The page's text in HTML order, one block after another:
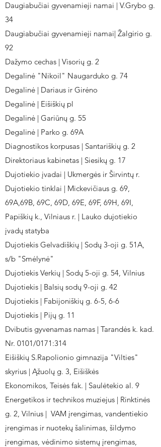
Daugiabučiai gyvenamieji namai | V.Grybo g.
34
Daugiabučiai gyvenamieji namai| Žalgirio g.
92
Dažymo cechas | Visorių g. 2
Degalinė "Nikoil" Naugarduko g. 74
Degalinė | Dariaus ir Girėno
Degalinė | Eišiškių pl
Degalinė | Gariūnų g. 55
Degalinė | Parko g. 69A
Diagnostikos korpusas | Santariškių g. 2
Direktoriaus kabinetas | Siesikų g. 17
Dujotiekio įvadai | Ukmergės ir Širvintų r.
Dujotiekio tinklai | Mickevičiaus g. 69,
69A,69B, 69C, 69D, 69E, 69F, 69H, 69I,
Papiškių k., Vilniaus r. | Lauko dujotiekio
įvadų statyba
Dujotiekis Gelvadiškių | Sodų 3-oji g. 51A,
s/b "Smėlynė"
Dujotiekis Verkių | Sodų 5-oji g. 54, Vilnius
Dujotiekis | Balsių sodų 9-oji g. 42
Dujotiekis | Fabijoniškių g. 6-5, 6-6
Dujotiekis | Pijų g. 11
Dvibutis gyvenamas namas | Tarandės k. kad.
Nr. 0101/0171:314
Eišiškių S.Rapolionio gimnazija "Vilties"
skyrius | Ąžuolų g. 3, Eišiškės
Ekonomikos, Teisės fak. | Saulėtekio al. 9
Energetikos ir technikos muziejus | Rinktinės
g. 2, Vilnius | VAM įrengimas, vandentiekio
įrengimas ir nuotekų šalinimas, šildymo
įrengimas, vėdinimo sistemų įrengimas,